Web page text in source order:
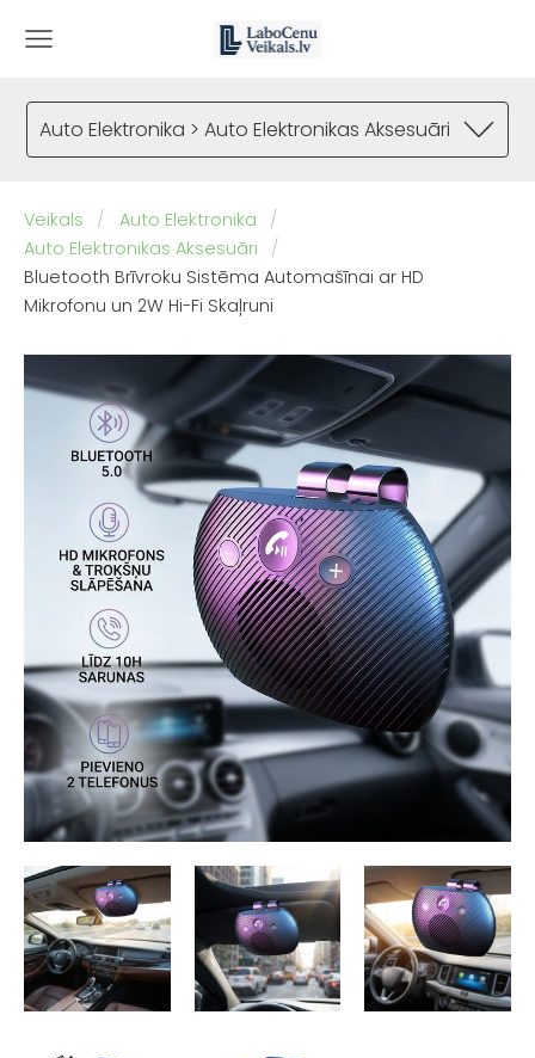
Auto Elektronika > Auto Elektronikas Aksesuāri
Veikals
Auto Elektronika
Auto Elektronikas Aksesuāri
Bluetooth Brīvroku Sistēma Automašīnai ar HD
Mikrofonu un 2W Hi-Fi Skaļruni